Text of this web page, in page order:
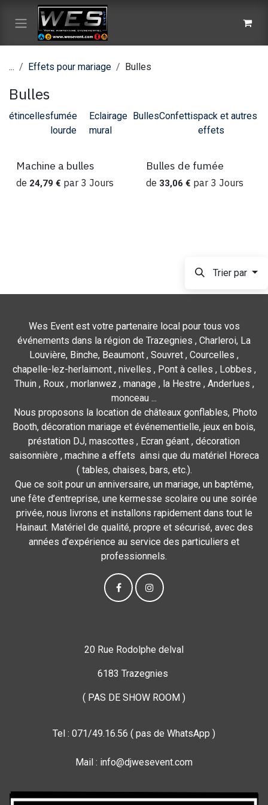
Se rendre au contenu
... Effets pour mariage Bulles
Bulles
étincellesfumée
lourde
Eclairage
mural
BullesConfettispack et autres
effets
Location
Machine a bulles
de 24,79 € par 3 Jours Location
Bulles de fumée
de 33,06 € par 3 Jours
Trier par
Wes Event est votre partenaire local pour tous vos
événements dans la région de Trazegnies , Charleroi, La
Louvière, Binche, Beaumont , Souvret , Courcelles ,
chapelle-lez-herlaimont , nivelles , Pont à celles , Lobbes ,
Thuin , Roux , morlanwez , manage , la Hestre , Anderlues ,
monceau ...
Nous proposons la location de châteaux gonflables, Photo
Booth, décoration mariage et événementielle, jeux en bois,
préstation DJ, mascottes , Ecran géant , décoration
saisonnière , machine a effets ainsi que du matériel Horeca
( tables, chaises, bars, etc.).
Que ce soit pour un anniversaire, un mariage, un baptême,
une fête d’entreprise, une kermesse scolaire ou une soirée
privée, nous livrons et installons rapidement dans tout le
Hainaut. Matériel de qualité, propre et sécurisé, avec des
années d’expérience au service des particuliers et
professionnels.
20 Rue Rodolphe delval
6183 Trazegnies
( PAS DE SHOW ROOM )
Tel : 071/49.16.56 ( pas de WhatsApp )
Mail : info@djwesevent.com